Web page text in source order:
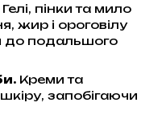
Гелі, пінки та мило
жир і ороговілу
до подальшого
Креми та
запобігаючи